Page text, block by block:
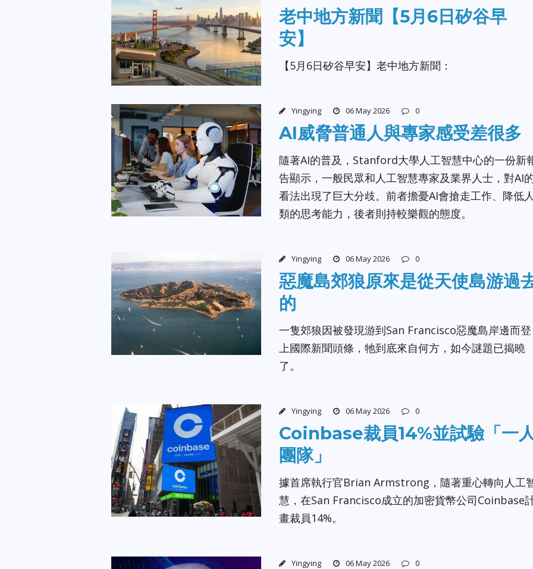
老中地方新聞【5月6日矽谷早
安】
【5月6日矽谷早安】老中地方新聞：
Yingying 06 May 2026 0
AI威脅普通人與專家感受差很多
隨著AI的普及，Stanford大學人工智慧中心的一份新
告顯示，一般民眾和人工智慧專家及業界人士，對AI
看法出現了巨大分歧。前者擔憂AI會搶走工作、降低
類的思考能力，後者則持較樂觀的態度。
Yingying 06 May 2026 0
惡魔島郊狼原來是從天使島游過
的
一隻郊狼因被發現游到San Francisco惡魔島岸邊而登
上國際新聞頭條，牠到底來自何方，如今謎題已揭曉
了。
Yingying 06 May 2026 0
Coinbase裁員14%並試驗「一
團隊」
據首席執行官Brian Armstrong，隨著重心轉向人工
慧，在San Francisco成立的加密貨幣公司Coinbase
畫裁員14%。
Yingying 06 May 2026 0